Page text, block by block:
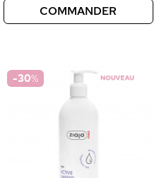
COMMANDER
-30%